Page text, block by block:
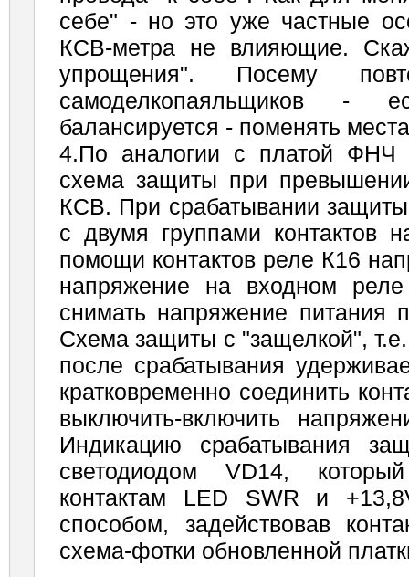
себе" - но это уже частные
КСВ-метра не влияющие.
упрощения". Посему
самоделкопаяльщиков -
балансируется - поменять
4.По аналогии с платой
схема защиты при
КСВ. При срабатывании
с двумя группами контактов
помощи контактов реле К16
напряжение на входном
снимать напряжение питания
Схема защиты с "защелкой",
после срабатывания
кратковременно соединить
выключить-включить
Индикацию срабатывания
светодиодом VD14,
контактам LED SWR и
способом, задействовав
схема-фотки обновленной